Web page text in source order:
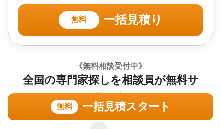
無料 一括見積り
《無料相談受付中》
全国の専門家探しを相談員が無料サ
ポート
無料 一括見積スタート